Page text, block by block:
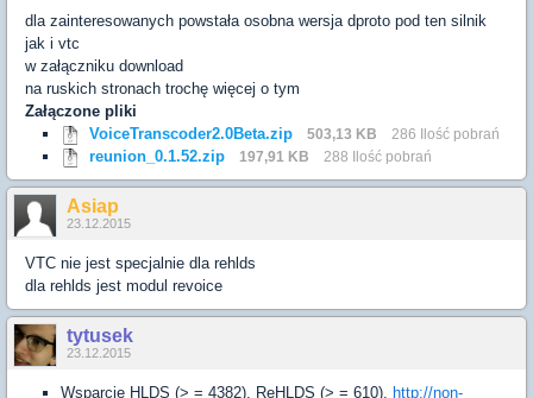
dla zainteresowanych powstała osobna wersja dproto pod ten silnik
jak i vtc
w załączniku download
na ruskich stronach trochę więcej o tym
Załączone pliki
VoiceTranscoder2.0Beta.zip
503,13 KB 286 Ilość pobrań
reunion_0.1.52.zip 197,91 KB 288 Ilość pobrań
Asiap
23.12.2015
VTC nie jest specjalnie dla rehlds
dla rehlds jest modul revoice
tytusek
23.12.2015
Wsparcie HLDS (> = 4382), ReHLDS (> = 610). http://non-